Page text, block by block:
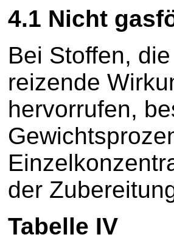
4.1 Nicht
Bei Stoffen,
reizende
hervorrufen,
der
Tabelle IV